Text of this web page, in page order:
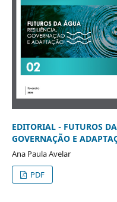
EDITORIAL - FUTUROS
GOVERNAÇÃO E
Ana Paula Avelar
PDF